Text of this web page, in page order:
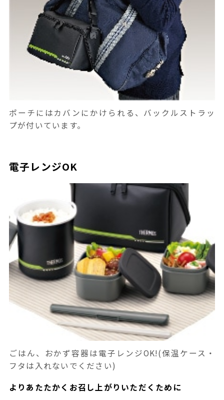
ポーチにはカバンにかけられる、バックルストラッ
プが付いています。
電子レンジOK
ごはん、おかず容器は電子レンジOK!(保温ケース・
フタは入れないでください)
よりあたたかくお召し上がりいただくために